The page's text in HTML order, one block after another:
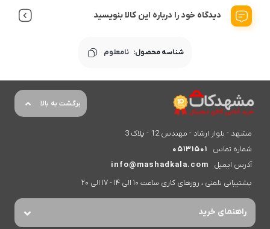
دیدگاه خود را درباره این کالا بنویسید
شناسه محصول: نامعلوم
برگشت به بالا
مشهد - بلوار ارشاد - مهندس 12 - پلاک 3
شماره تماس
05131501
آدرس ایمیل
info@mashadkala.com
پشتیبانی تلفنی ، روزهای کاری ساعت 10 الی 14 - 17 الی 20
راهنمای خرید